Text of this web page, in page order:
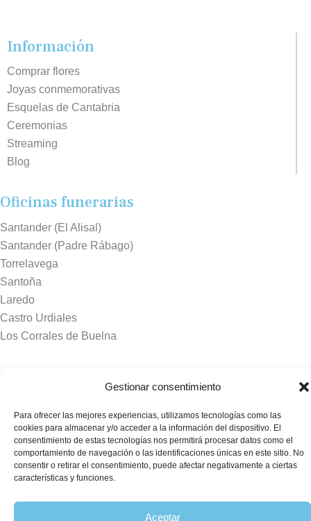
Gestionar consentimiento
Para ofrecer las mejores experiencias, utilizamos tecnologías como las
cookies para almacenar y/o acceder a la información del dispositivo. El
consentimiento de estas tecnologías nos permitirá procesar datos como el
comportamiento de navegación o las identificaciones únicas en este sitio. No
consentir o retirar el consentimiento, puede afectar negativamente a ciertas
características y funciones.
Aceptar
Información
Comprar flores
Joyas conmemorativas
Esquelas de Cantabria
Ceremonias
Streaming
Blog
Oficinas funerarias
Santander (El Alisal)
Santander (Padre Rábago)
Torrelavega
Santoña
Laredo
Castro Urdiales
Los Corrales de Buelna
Sierrallana
Real Valle de Cayón
Laredo
Puente Viesgo